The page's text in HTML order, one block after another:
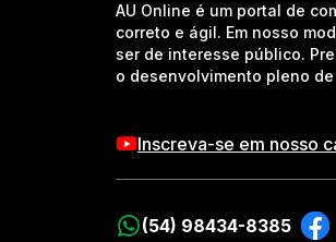
AU Online é um portal de
correto e ágil. Em nosso
ser de interesse público.
o desenvolvimento pleno
Inscreva-se em nosso
(54) 98434-8385